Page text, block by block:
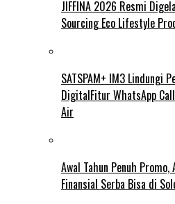
JIFFINA 2026 Resmi
Sourcing Eco Lifestyle
SATSPAM+ IM3 Lindungi
DigitalFitur WhatsApp
Air
Awal Tahun Penuh
Finansial Serba Bisa di